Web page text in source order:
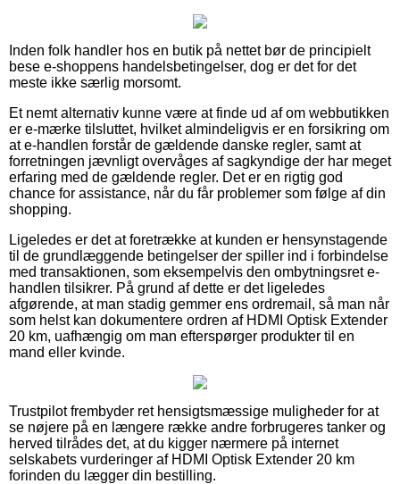
Inden folk handler hos en butik på nettet bør de principielt
bese e-shoppens handelsbetingelser, dog er det for det
meste ikke særlig morsomt.
Et nemt alternativ kunne være at finde ud af om webbutikken
er e-mærke tilsluttet, hvilket almindeligvis er en forsikring om
at e-handlen forstår de gældende danske regler, samt at
forretningen jævnligt overvåges af sagkyndige der har meget
erfaring med de gældende regler. Det er en rigtig god
chance for assistance, når du får problemer som følge af din
shopping.
Ligeledes er det at foretrække at kunden er hensynstagende
til de grundlæggende betingelser der spiller ind i forbindelse
med transaktionen, som eksempelvis den ombytningsret e-
handlen tilsikrer. På grund af dette er det ligeledes
afgørende, at man stadig gemmer ens ordremail, så man når
som helst kan dokumentere ordren af HDMI Optisk Extender
20 km, uafhængig om man efterspørger produkter til en
mand eller kvinde.
Trustpilot frembyder ret hensigtsmæssige muligheder for at
se nøjere på en længere række andre forbrugeres tanker og
herved tilrådes det, at du kigger nærmere på internet
selskabets vurderinger af HDMI Optisk Extender 20 km
forinden du lægger din bestilling.